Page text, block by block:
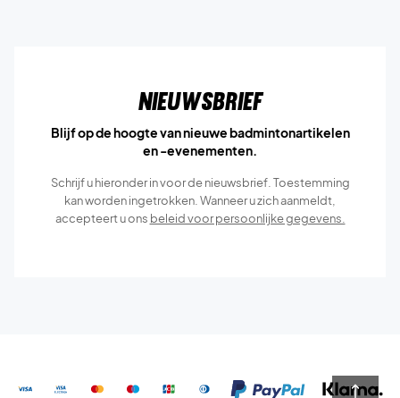
Nieuwsbrief
Blijf op de hoogte van nieuwe badmintonartikelen
en -evenementen.
Schrijf u hieronder in voor de nieuwsbrief. Toestemming
kan worden ingetrokken. Wanneer u zich aanmeldt,
accepteert u ons beleid voor persoonlijke gegevens.